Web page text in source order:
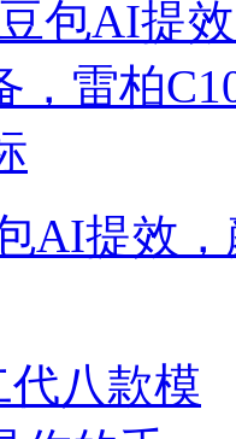
AI提效